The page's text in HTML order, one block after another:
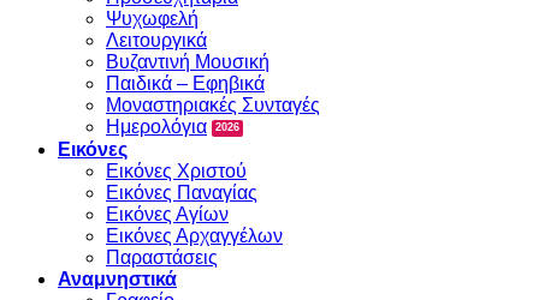
Ψυχωφελή
Λειτουργικά
Βυζαντινή Μουσική
Παιδικά – Εφηβικά
Μοναστηριακές Συνταγές
Ημερολόγια
Εικόνες
Εικόνες Χριστού
Εικόνες Παναγίας
Εικόνες Αγίων
Εικόνες Αρχαγγέλων
Παραστάσεις
Αναμνηστικά